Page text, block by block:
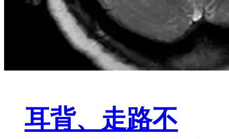
耳背、走路不